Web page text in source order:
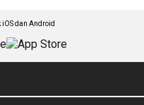
dan Android